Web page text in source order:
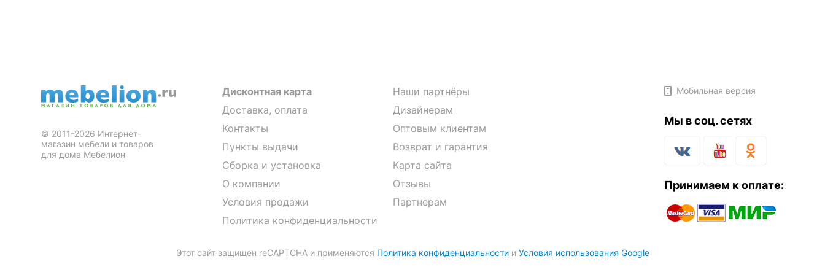
© 2011-2026 Интернет-
магазин мебели и товаров
для дома Мебелион
Дисконтная карта
Доставка, оплата
Контакты
Пункты выдачи
Сборка и установка
О компании
Условия продажи
Политика конфиденциальности
Наши партнёры
Дизайнерам
Оптовым клиентам
Возврат и гарантия
Карта сайта
Отзывы
Партнерам
Мобильная версия
Мы в соц. сетях
Принимаем к оплате:
Этот сайт защищен reCAPTCHA и применяются Политика конфиденциальностии Условия использования Google